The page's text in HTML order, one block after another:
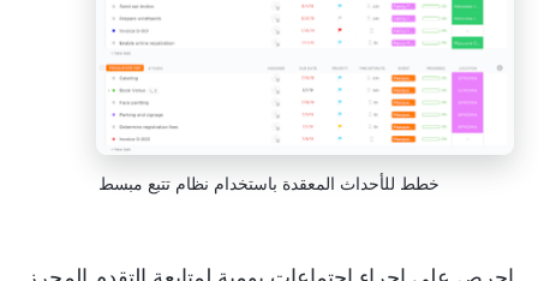
خطط للأحداث المعقدة باستخدام نظام تتبع مبسط